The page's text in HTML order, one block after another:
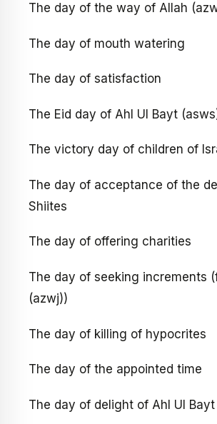
The day of the way of Allah
The day of mouth watering
The day of satisfaction
The Eid day of Ahl Ul Bayt
The victory day of children of
The day of acceptance of the
Shiites
The day of offering charities
The day of seeking increments
(azwj))
The day of killing of hypocrites
The day of the appointed time
The day of delight of Ahl Ul